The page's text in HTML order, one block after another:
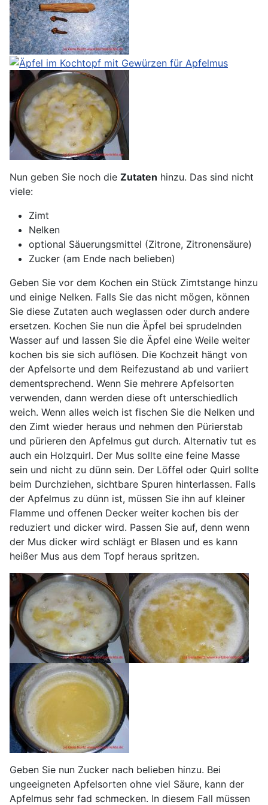
Nun geben Sie noch die Zutaten hinzu. Das sind nicht
viele:
Zimt
Nelken
optional Säuerungsmittel (Zitrone, Zitronensäure)
Zucker (am Ende nach belieben)
Geben Sie vor dem Kochen ein Stück Zimtstange hinzu
und einige Nelken. Falls Sie das nicht mögen, können
Sie diese Zutaten auch weglassen oder durch andere
ersetzen. Kochen Sie nun die Äpfel bei sprudelnden
Wasser auf und lassen Sie die Äpfel eine Weile weiter
kochen bis sie sich auflösen. Die Kochzeit hängt von
der Apfelsorte und dem Reifezustand ab und variiert
dementsprechend. Wenn Sie mehrere Apfelsorten
verwenden, dann werden diese oft unterschiedlich
weich. Wenn alles weich ist fischen Sie die Nelken und
den Zimt wieder heraus und nehmen den Pürierstab
und pürieren den Apfelmus gut durch. Alternativ tut es
auch ein Holzquirl. Der Mus sollte eine feine Masse
sein und nicht zu dünn sein. Der Löffel oder Quirl sollte
beim Durchziehen, sichtbare Spuren hinterlassen. Falls
der Apfelmus zu dünn ist, müssen Sie ihn auf kleiner
Flamme und offenen Decker weiter kochen bis der
reduziert und dicker wird. Passen Sie auf, denn wenn
der Mus dicker wird schlägt er Blasen und es kann
heißer Mus aus dem Topf heraus spritzen.
Geben Sie nun Zucker nach belieben hinzu. Bei
ungeeigneten Apfelsorten ohne viel Säure, kann der
Apfelmus sehr fad schmecken. In diesem Fall müssen